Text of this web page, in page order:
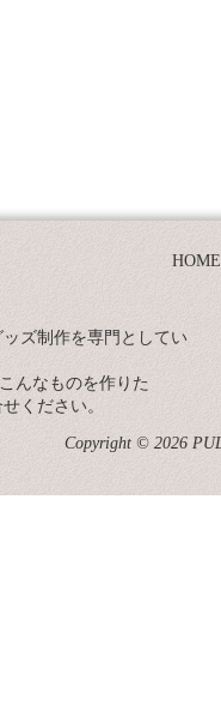
HOME
ズ制作を専門としてい
んなものを作りた
ください。
Copyright © 2026